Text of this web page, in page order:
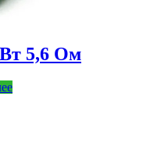
5,6 Ом